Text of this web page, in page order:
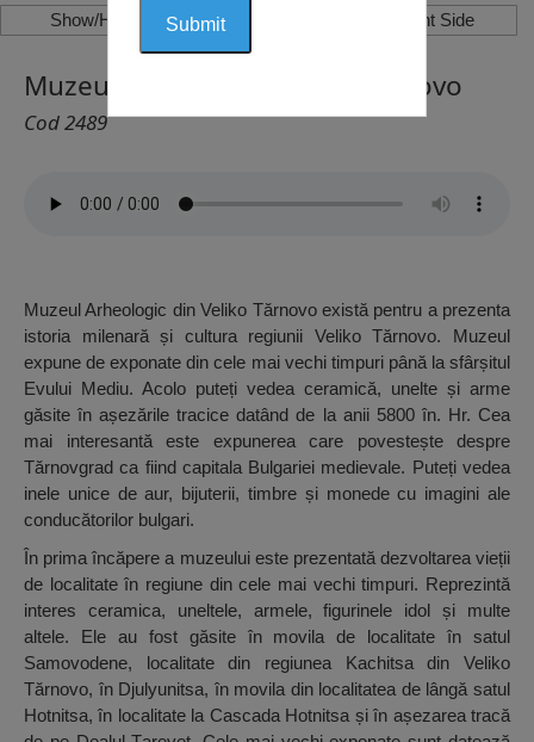
Show/Hide Left Side Show/Hide Right Side
Muzeul Arheologic, Veliko Tărnovo
Cod 2489
Muzeul Arheologic din Veliko Tărnovo există pentru a prezenta
istoria milenară și cultura regiunii Veliko Tărnovo. Muzeul
expune de exponate din cele mai vechi timpuri până la sfârșitul
Evului Mediu. Acolo puteți vedea ceramică, unelte și arme
găsite în așezările tracice datând de la anii 5800 în. Hr. Cea
mai interesantă este expunerea care povestește despre
Tărnovgrad ca fiind capitala Bulgariei medievale. Puteți vedea
inele unice de aur, bijuterii, timbre și monede cu imagini ale
conducătorilor bulgari.
În prima încăpere a muzeului este prezentată dezvoltarea vieții
de localitate în regiune din cele mai vechi timpuri. Reprezintă
interes ceramica, uneltele, armele, figurinele idol și multe
altele. Ele au fost găsite în movila de localitate în satul
Samovodene, localitate din regiunea Kachitsa din Veliko
Tărnovo, în Djulyunitsa, în movila din localitatea de lângă satul
Hotnitsa, în localitate la Cascada Hotnitsa și în așezarea tracă